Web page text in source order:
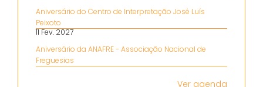
Aniversário do Centro de Interpretação José Luís
Peixoto
11 Fev. 2027
Aniversário da ANAFRE - Associação Nacional de
Freguesias
Ver agenda